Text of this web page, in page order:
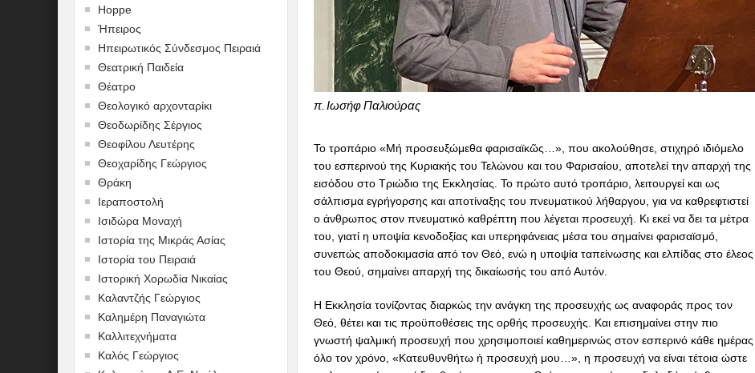
Hoppe
Ήπειρος
Ηπειρωτικός Σύνδεσμος Πειραιά
Θεατρική Παιδεία
Θέατρο
Θεολογικό αρχονταρίκι
Θεοδωρίδης Σέργιος
Θεοφίλου Λευτέρης
Θεοχαρίδης Γεώργιος
Θράκη
Ιεραποστολή
Ισιδώρα Μοναχή
Ιστορία της Μικράς Ασίας
Ιστορία του Πειραιά
Ιστορική Χορωδία Νικαίας
Καλαντζής Γεώργιος
Καλημέρη Παναγιώτα
Καλλιτεχνήματα
Καλός Γεώργιος
π. Ιωσήφ Παλιούρας
Το τροπάριο «Μή προσευξώμεθα φαρισαϊκῶς…», που ακολούθησε, στιχηρό ιδιόμελο
του εσπερινού της Κυριακής του Τελώνου και του Φαρισαίου, αποτελεί την απαρχή της
εισόδου στο Τριώδιο της Εκκλησίας. Το πρώτο αυτό τροπάριο, λειτουργεί και ως
σάλπισμα εγρήγορσης και αποτίναξης του πνευματικού λήθαργου, για να καθρεφτιστεί
ο άνθρωπος στον πνευματικό καθρέπτη που λέγεται προσευχή. Κι εκεί να δει τα μέτρα
του, γιατί η υποψία κενοδοξίας και υπερηφάνειας μέσα του σημαίνει φαρισαϊσμό,
συνεπώς αποδοκιμασία από τον Θεό, ενώ η υποψία ταπείνωσης και ελπίδας στο έλεος
του Θεού, σημαίνει απαρχή της δικαίωσής του από Αυτόν.
Η Εκκλησία τονίζοντας διαρκώς την ανάγκη της προσευχής ως αναφοράς προς τον
Θεό, θέτει και τις προϋποθέσεις της ορθής προσευχής. Και επισημαίνει στην πιο
γνωστή ψαλμική προσευχή που χρησιμοποιεί καθημερινώς στον εσπερινό κάθε ημέρας
όλο τον χρόνο, «Κατευθυνθήτω ἡ προσευχή μου…», η προσευχή να είναι τέτοια ώστε